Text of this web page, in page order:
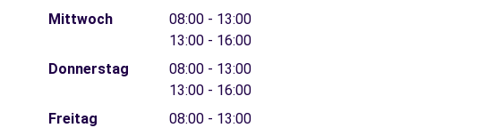
Mittwoch
08:00 - 13:00
13:00 - 16:00
Donnerstag
08:00 - 13:00
13:00 - 16:00
Freitag
08:00 - 13:00